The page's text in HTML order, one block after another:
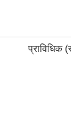
प्राविधिक